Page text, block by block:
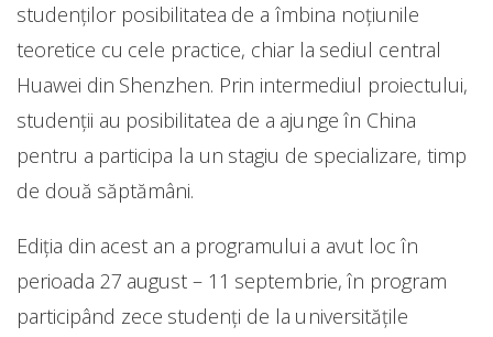
studenților posibilitatea de a îmbina noțiunile
teoretice cu cele practice, chiar la sediul central
Huawei din Shenzhen. Prin intermediul proiectului,
studenții au posibilitatea de a ajunge în China
pentru a participa la un stagiu de specializare, timp
de două săptămâni.
Ediția din acest an a programului a avut loc în
perioada 27 august – 11 septembrie, în program
participând zece studenți de la universitățile